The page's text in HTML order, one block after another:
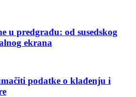
u predgrađu: od susedskog
ekrana
podatke o klađenju i